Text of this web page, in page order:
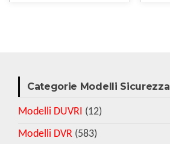
Categorie Modelli Sicurezza
Modelli DUVRI (12)
Modelli DVR (583)